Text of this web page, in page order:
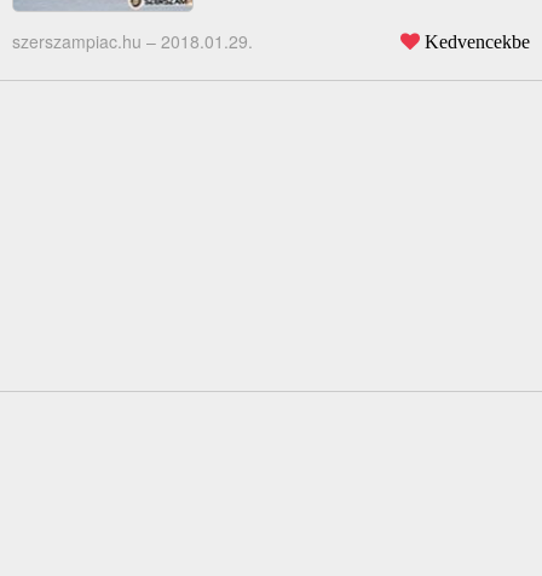
szerszampiac.hu – 2018.01.29. Kedvencekbe